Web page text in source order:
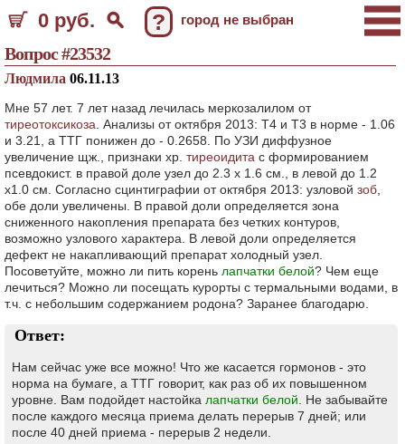
0 руб. ? город не выбран
Вопрос #23532
Людмила 06.11.13
Мне 57 лет. 7 лет назад лечилась меркозалилом от
тиреотоксикоза . Анализы от октября 2013: Т4 и Т3 в норме - 1.06
и 3.21, а ТТГ понижен до - 0.2658. По УЗИ диффузное
увеличение щж., признаки хр. тиреоидита с формированием
псевдокист. в правой доле узел до 2.3 х 1.6 см., в левой до 1.2
х1.0 см. Согласно сцинтиграфии от октября 2013: узловой зоб
обе доли увеличены. В правой доли определяется зона
сниженного накопления препарата без четких контуров,
возможно узлового характера. В левой доли определяется
дефект не накапливающий препарат холодный узел.
Посоветуйте, можно ли пить корень лапчатки белой? Чем еще
лечиться? Можно ли посещать курорты с термальными водами, в
т.ч. с небольшим содержанием родона? Заранее благодарю.
Ответ:
Нам сейчас уже все можно! Что же касается гормонов - это
норма на бумаге, а ТТГ говорит, как раз об их повышенном
уровне. Вам подойдет настойка лапчатки белой . Не забывайте
после каждого месяца приема делать перерыв 7 дней; или
после 40 дней приема - перерыв 2 недели.